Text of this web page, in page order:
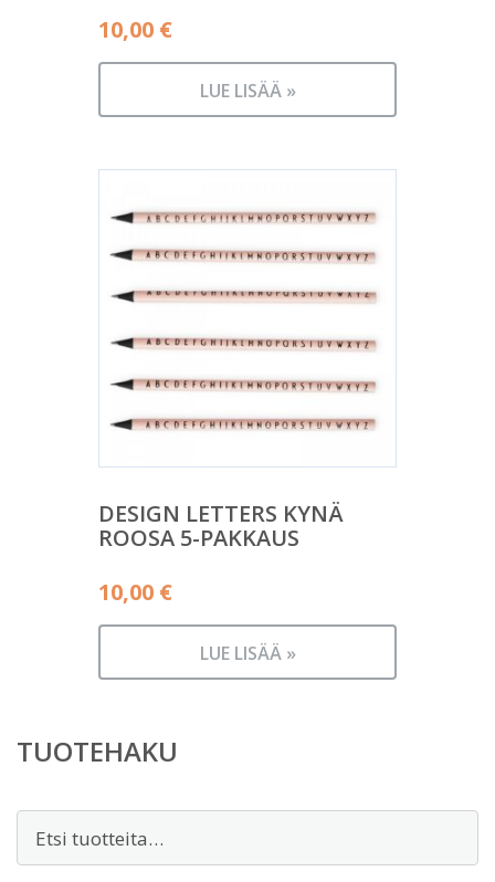
10,00 €
LUE LISÄÄ »
DESIGN LETTERS KYNÄ
ROOSA 5-PAKKAUS
10,00 €
LUE LISÄÄ »
TUOTEHAKU